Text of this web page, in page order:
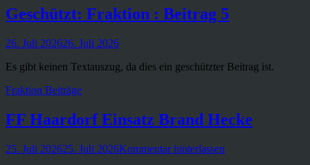
Geschützt: Fraktion : Beitrag 5
Veröffentlicht
26. Juli 202626. Juli 2026
Es gibt keinen Textauszug, da dies ein geschützter Beitrag ist.
Kategorien
Fraktion Beiträge
FF Haardorf Einsatz Brand Hecke
Veröffentlicht
25. Juli 202625. Juli 2026Kommentar hinterlassen